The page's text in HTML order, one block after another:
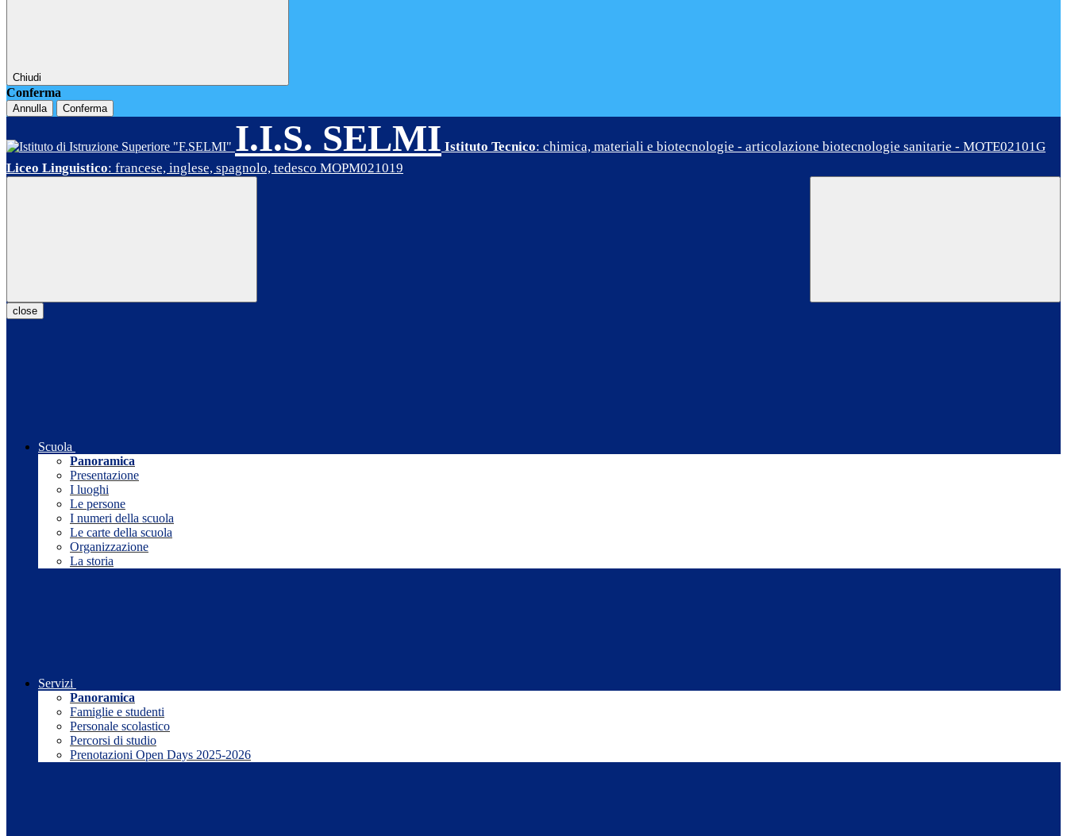
Chiudi
Conferma
Annulla Conferma
I.I.S. SELMI Istituto Tecnico: chimica, materiali e biotecnologie - articolazione biotecnologie sanitarie - MOTE02101G
Liceo Linguistico: francese, inglese, spagnolo, tedesco MOPM021019
close
Scuola
Panoramica
Presentazione
I luoghi
Le persone
I numeri della scuola
Le carte della scuola
Organizzazione
La storia
Servizi
Panoramica
Famiglie e studenti
Personale scolastico
Percorsi di studio
Prenotazioni Open Days 2025-2026